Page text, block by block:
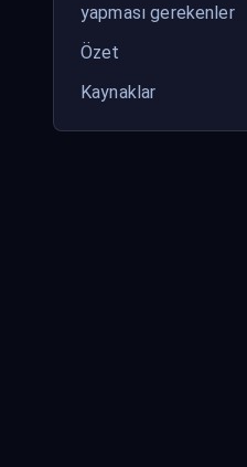
yapması gerekenler
Özet
Kaynaklar